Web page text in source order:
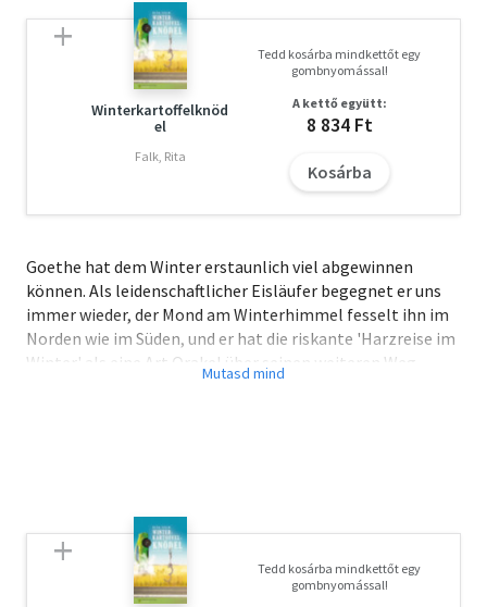
Winterkartoffelknöd
el
Falk, Rita
Tedd kosárba mindkettőt egy
gombnyomással!
A kettő együtt:
8 834 Ft
Kosárba
Goethe hat dem Winter erstaunlich viel abgewinnen
können. Als leidenschaftlicher Eisläufer begegnet er uns
immer wieder, der Mond am Winterhimmel fesselt ihn im
Norden wie im Süden, und er hat die riskante 'Harzreise im
Winter' als eine Art Orakel über seinen weiteren Weg
unternommen. Überraschend ist das besondere Gewicht,
Tedd kosárba mindkettőt egy
gombnyomással!